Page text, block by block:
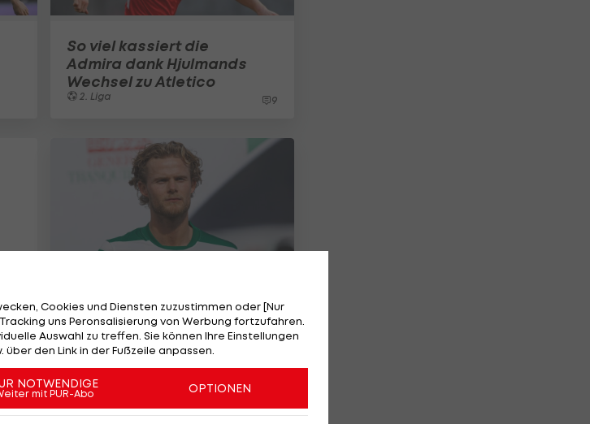
So viel kassiert die
Admira dank Hjulmands
Wechsel zu Atletico
2. Liga 9
Ex-Admiraner steht vor
Unterschrift bei
spanischem Topklub
International
Cookies und Diensten zuzustimmen oder [Nur
uns Peronsalisierung von Werbung fortzufahren.
Auswahl zu treffen. Sie können Ihre Einstellungen
den Link in der Fußzeile anpassen.
NOTWENDIGE
mit PUR-Abo OPTIONEN